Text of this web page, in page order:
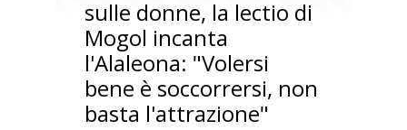
sulle donne, la lectio di
Mogol incanta
l'Alaleona: "Volersi
bene è soccorrersi, non
basta l'attrazione"